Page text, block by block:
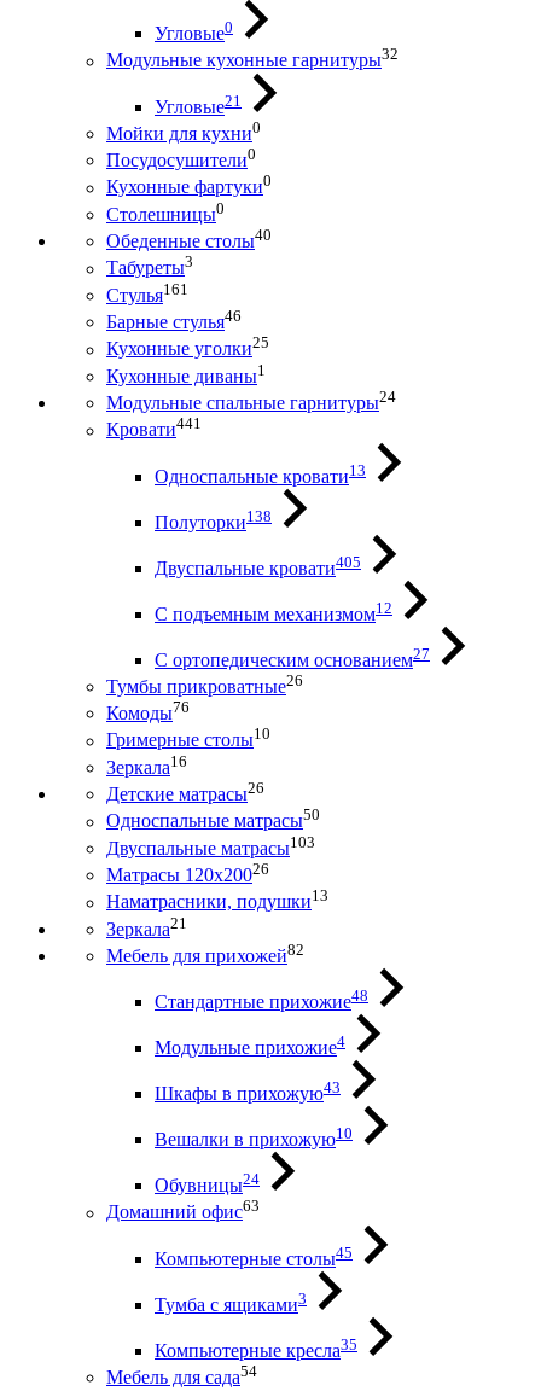
Угловые0
Модульные кухонные гарнитуры32
Угловые21
Мойки для кухни0
Посудосушители0
Кухонные фартуки0
Столешницы0
Обеденные столы40
Табуреты3
Стулья161
Барные стулья46
Кухонные уголки25
Кухонные диваны1
Модульные спальные гарнитуры24
Кровати441
Односпальные кровати13
Полуторки138
Двуспальные кровати405
С подъемным механизмом12
С ортопедическим основанием27
Тумбы прикроватные26
Комоды76
Гримерные столы10
Зеркала16
Детские матрасы26
Односпальные матрасы50
Двуспальные матрасы103
Матрасы 120х20026
Наматрасники, подушки13
Зеркала21
Мебель для прихожей82
Стандартные прихожие48
Модульные прихожие4
Шкафы в прихожую43
Вешалки в прихожую10
Обувницы24
Домашний офис63
Компьютерные столы45
Тумба с ящиками3
Компьютерные кресла35
Мебель для сада54